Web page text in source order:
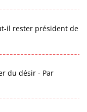
il rester président de
du désir - Par